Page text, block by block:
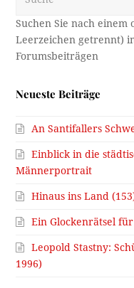
Neueste Beiträge
An Santifallers
Einblick in die
Männerportrait
Hinaus ins Land
Ein Glockenrätsel für
Leopold Stastny:
1996)